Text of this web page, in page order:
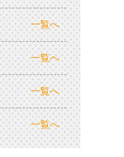
一覧へ
一覧へ
一覧へ
一覧へ